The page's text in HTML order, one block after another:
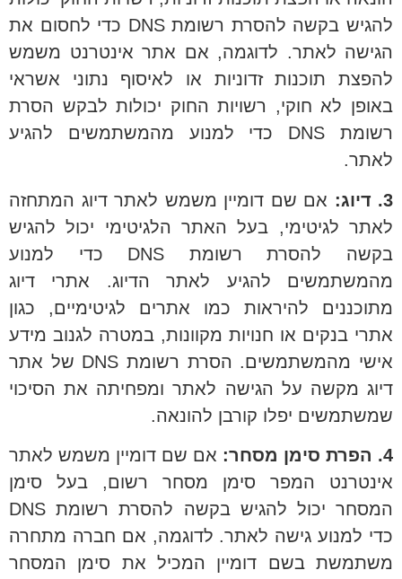
להגיש בקשה להסרת רשומת DNS כדי לחסום את
הגישה לאתר. לדוגמה, אם אתר אינטרנט משמש
להפצת תוכנות זדוניות או לאיסוף נתוני אשראי
באופן לא חוקי, רשויות החוק יכולות לבקש הסרת
רשומת DNS כדי למנוע מהמשתמשים להגיע
לאתר.
3. דיוג:
אם שם דומיין משמש לאתר דיוג המתחזה
לאתר לגיטימי, בעל האתר הלגיטימי יכול להגיש
בקשה להסרת רשומת DNS כדי למנוע
מהמשתמשים להגיע לאתר הדיוג. אתרי דיוג
מתוכננים להיראות כמו אתרים לגיטימיים, כגון
אתרי בנקים או חנויות מקוונות, במטרה לגנוב מידע
אישי מהמשתמשים. הסרת רשומת DNS של אתר
דיוג מקשה על הגישה לאתר ומפחיתה את הסיכוי
שמשתמשים יפלו קורבן להונאה.
4. הפרת סימן מסחר:
אם שם דומיין משמש לאתר
אינטרנט המפר סימן מסחר רשום, בעל סימן
המסחר יכול להגיש בקשה להסרת רשומת DNS
כדי למנוע גישה לאתר. לדוגמה, אם חברה מתחרה
משתמשת בשם דומיין המכיל את סימן המסחר